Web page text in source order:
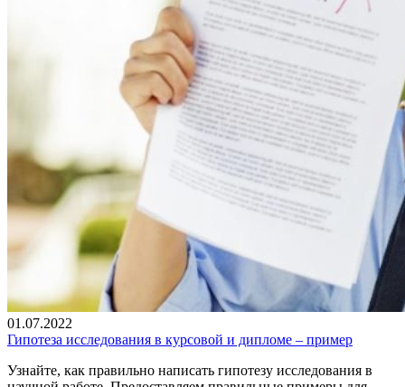
01.07.2022
Гипотеза исследования в курсовой и дипломе – пример
Узнайте, как правильно написать гипотезу исследования в